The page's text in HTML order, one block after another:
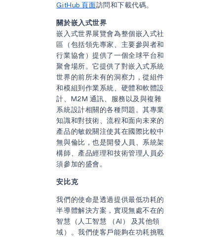
GitHub 頁面訪問和下載代碼。
關於嵌入式世界
嵌入式世界展覽會為整個嵌入式社
區（包括領先專家、主要參與者和
行業協會）提供了一個全球平台和
聚會場所。它提供了對嵌入式系統
世界的前所未有的洞察力，從組件
和模組到作業系統、硬體和軟體設
計、M2M 通訊、服務以及與複雜
系統設計相關的各種問題。其專業
知識和對技術、流程和面向未來的
產品的敏銳關注使其在國際比較中
無與倫比，也是開發人員、系統架
構師、產品經理和技術管理人員必
須參加的盛會。
安比克
我們的使命是透過提供最低功耗的
半導體解決方案，實現無處不在的
智慧（人工智慧 （AI） 及其他領
域）。我們使客戶能夠在功耗挑戰